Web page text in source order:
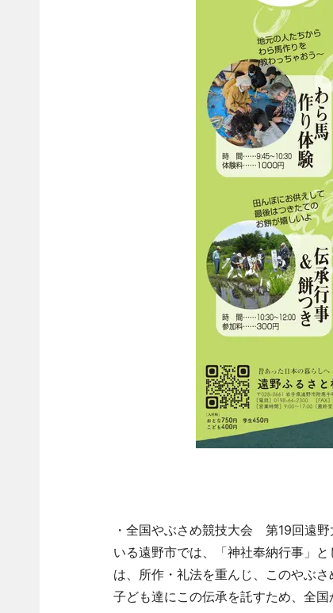
・全国やぶさめ競技大会 第19回遠
いる遠野市では、「神社奉納行事」
は、所作・礼法を重んじ、このやぶ
子ども達にこの伝承を託すため、全